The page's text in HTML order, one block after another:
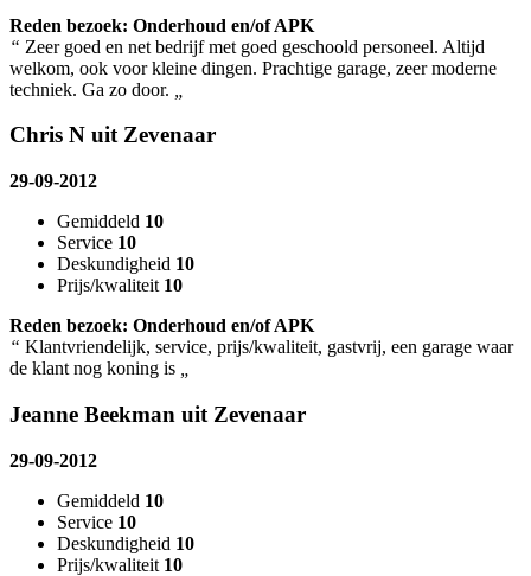
Reden bezoek: Onderhoud en/of APK
“ Zeer goed en net bedrijf met goed geschoold personeel. Altijd
welkom, ook voor kleine dingen. Prachtige garage, zeer moderne
techniek. Ga zo door.
Chris N uit Zevenaar
29-09-2012
Gemiddeld 10
Service 10
Deskundigheid 10
Prijs/kwaliteit 10
Reden bezoek: Onderhoud en/of APK
“ Klantvriendelijk, service, prijs/kwaliteit, gastvrij, een garage waar
de klant nog koning is
Jeanne Beekman uit Zevenaar
29-09-2012
Gemiddeld 10
Service 10
Deskundigheid 10
Prijs/kwaliteit 10